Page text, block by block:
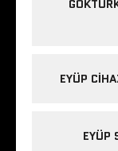
EYÜP
EYÜP